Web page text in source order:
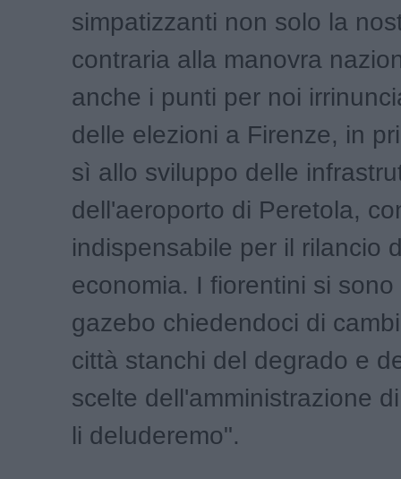
simpatizzanti non solo la
contraria alla manovra
anche i punti per noi
delle elezioni a Firenze, in
sì allo sviluppo delle
dell'aeroporto di Peretola,
indispensabile per il rilancio
economia. I fiorentini si
gazebo chiedendoci di
città stanchi del degrado e
scelte dell'amministrazione
li deluderemo".